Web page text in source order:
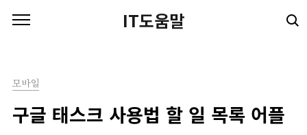
IT도움말
모바일
구글 태스크 사용법 할 일 목록 어플